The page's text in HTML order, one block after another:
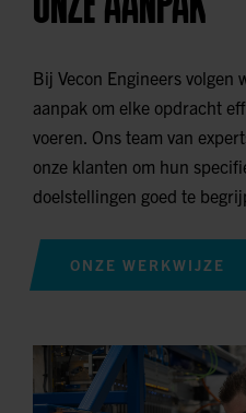
Bij Vecon Engineers volgen
aanpak om elke opdracht
voeren. Ons team van
onze klanten om hun
doelstellingen goed te
ONZE WERKWIJZE